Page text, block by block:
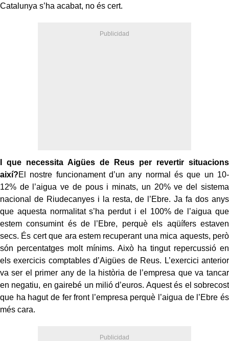
Catalunya s’ha acabat, no és cert.
I que necessita Aigües de Reus per revertir situacions
així?El nostre funcionament d’un any normal és que un 10-
12% de l’aigua ve de pous i minats, un 20% ve del sistema
nacional de Riudecanyes i la resta, de l’Ebre. Ja fa dos anys
que aquesta normalitat s’ha perdut i el 100% de l’aigua que
estem consumint és de l’Ebre, perquè els aqüífers estaven
secs. És cert que ara estem recuperant una mica aquests, però
són percentatges molt mínims. Això ha tingut repercussió en
els exercicis comptables d’Aigües de Reus. L’exercici anterior
va ser el primer any de la història de l’empresa que va tancar
en negatiu, en gairebé un milió d’euros. Aquest és el sobrecost
que ha hagut de fer front l’empresa perquè l’aigua de l’Ebre és
més cara.